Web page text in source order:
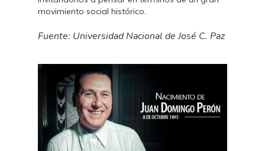
movimiento social histórico.
Fuente: Universidad Nacional de José C. Paz